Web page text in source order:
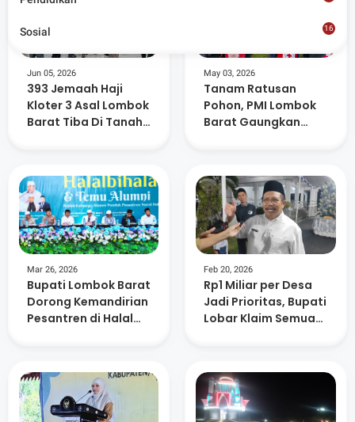
Jun 05, 2026
393 Jemaah Haji
Kloter 3 Asal Lombok
Barat Tiba Di Tanah
May 03, 2026
Tanam Ratusan
Pohon, PMI Lombok
Barat Gaungkan
Mar 26, 2026
Bupati Lombok Barat
Dorong Kemandirian
Pesantren di Halal
Feb 20, 2026
Rp1 Miliar per Desa
Jadi Prioritas, Bupati
Lobar Klaim Semua
Sosial
16